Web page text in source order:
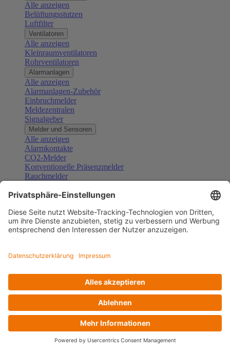
Alle anzeigen
Belüftungsstutzen
Luftfilter
Ventilatoren
Alle anzeigen
Kleinraumventilatoren
Rohrventilatoren
Alarmanlagen
Alle anzeigen
Alarmanlagen-Zubehör
Einbruchmelder
Meldezentralen
Signalgeber
Melder und Sensoren
Alle anzeigen
Alarmkontakte
CO2-Melder
Konventionelle Präsenzmelder
Rauchmelder
Gefahrenmelder
Türsprechanlagen
Alle anzeigen
Außenstationen
Klingeltaster und Gongs
Sprechanlagen-Sets
Zubehör Türkommunikation
Videoüberwachung
Zubehör Videoüberwachung
Alle anzeigen